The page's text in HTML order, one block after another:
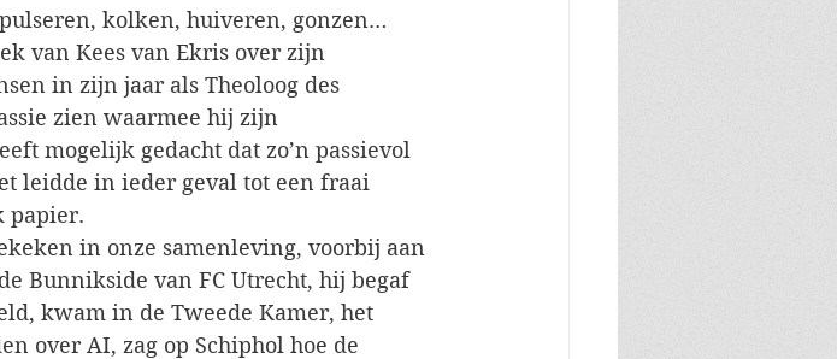
kolken, huiveren, gonzen…
van Kees van Ekris over zijn
in zijn jaar als Theoloog des
zien waarmee hij zijn
mogelijk gedacht dat zo’n passievol
leidde in ieder geval tot een fraai
papier.
in onze samenleving, voorbij aan
Bunnikside van FC Utrecht, hij begaf
kwam in de Tweede Kamer, het
over AI, zag op Schiphol hoe de